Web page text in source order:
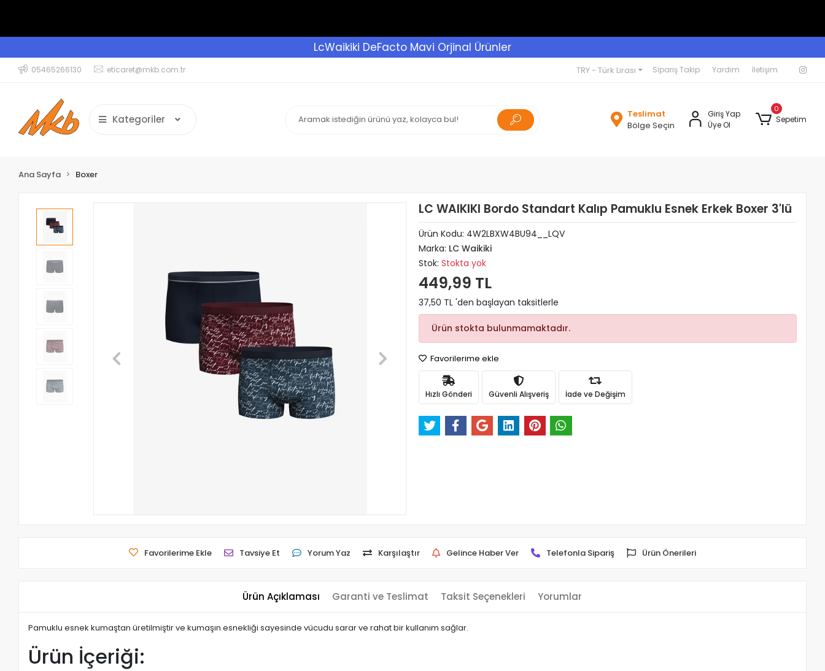
LcWaikiki DeFacto Mavi Orjinal Ürünler
05465266130 eticaret@mkb.com.tr TRY - Türk Lirası Sipariş Takip Yardım İletişim
Kategoriler
Teslimat
Bölge Seçin
Giriş Yap
Üye Ol
0
Sepetim
Ana Sayfa Boxer
LC WAIKIKI Bordo Standart Kalıp Pamuklu Esnek Erkek Boxer 3'lü
Ürün Kodu: 4W2LBXW4BU94__LQV
Marka: LC Waikiki
Stok: Stokta yok
449,99 TL
37,50 TL 'den başlayan taksitlerle
Ürün stokta bulunmamaktadır.
Favorilerime ekle
Hızlı Gönderi Güvenli Alışveriş İade ve Değişim
Favorilerime Ekle Tavsiye Et Yorum Yaz Karşılaştır Gelince Haber Ver Telefonla Sipariş Ürün Önerileri
Ürün Açıklaması Garanti ve Teslimat Taksit Seçenekleri Yorumlar
Pamuklu esnek kumaştan üretilmiştir ve kumaşın esnekliği sayesinde vücudu sarar ve rahat bir kullanım sağlar.
Ürün İçeriği: